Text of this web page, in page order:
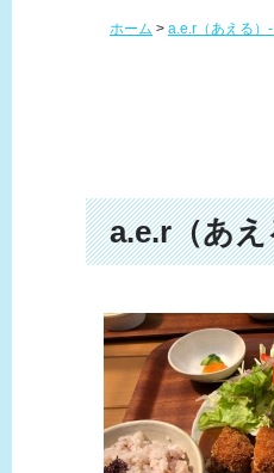
ホーム > a.e.r（あえる）
a.e.r（あ